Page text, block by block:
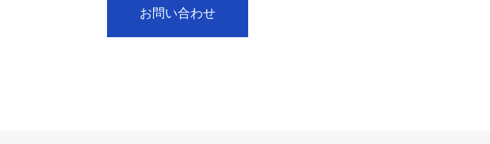
お問い合わせ